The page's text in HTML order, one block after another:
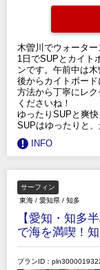
木曽川でウォーター
1日でSUPとカイト
ンです。午前中は
後からカイトボー
方法から丁寧にレ
くださいね！
ゆったりSUPと爽
SUPはゆったりと
INFO
サーフィン
東海 / 愛知県 / 知多
【愛知・知多
で海を満喫！
プランID：